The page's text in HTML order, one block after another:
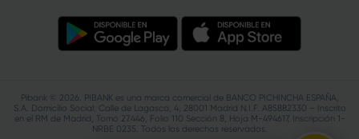
Pibank © 2026. PIBANK es una marca comercial de BANCO PICHINCHA ESPAÑA,
S.A. Domicilio Social: Calle de Lagasca, 4, 28001 Madrid N.I.F. A85882330 – Inscrito
en el RM de Madrid, Tomo 27.446, Folio 110 Sección 8, Hoja M-494617, Inscripción 1-
NRBE 0235. Todos los derechos reservados.